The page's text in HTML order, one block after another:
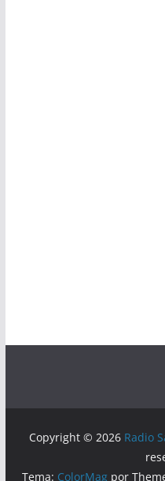
Copyright © 2026 Radio
Tema: ColorMag por